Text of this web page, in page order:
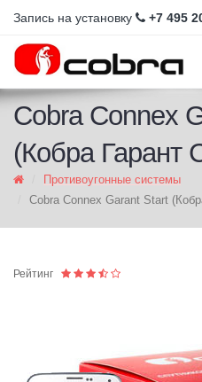
Запись на установку +7 495
Cobra Connex
(Кобра Гарант
Противоугонные системы
Cobra Connex Garant Start
Рейтинг